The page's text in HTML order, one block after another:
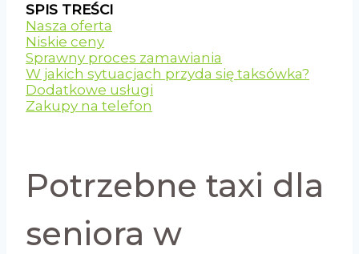
SPIS TREŚCI
Nasza oferta
Niskie ceny
Sprawny proces zamawiania
W jakich sytuacjach przyda się taksówka?
Dodatkowe usługi
Zakupy na telefon
Potrzebne taxi dla
seniora w